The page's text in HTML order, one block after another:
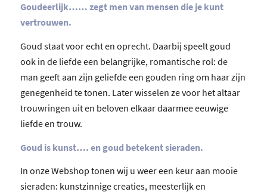
Goudeerlijk…… zegt men van mensen die je kunt
vertrouwen.
Goud staat voor echt en oprecht. Daarbij speelt goud
ook in de liefde een belangrijke, romantische rol: de
man geeft aan zijn geliefde een gouden ring om haar zijn
genegenheid te tonen. Later wisselen ze voor het altaar
trouwringen uit en beloven elkaar daarmee eeuwige
liefde en trouw.
Goud is kunst…. en goud betekent sieraden.
In onze Webshop tonen wij u weer een keur aan mooie
sieraden: kunstzinnige creaties, meesterlijk en